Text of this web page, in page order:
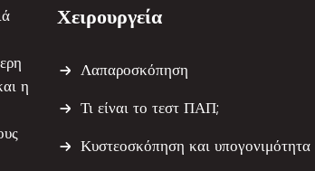
η
Χειρουργεία
Λαπαροσκόπηση
Τι είναι το τεστ ΠΑΠ;
Κυστεοσκόπηση και υπογονιμότητα